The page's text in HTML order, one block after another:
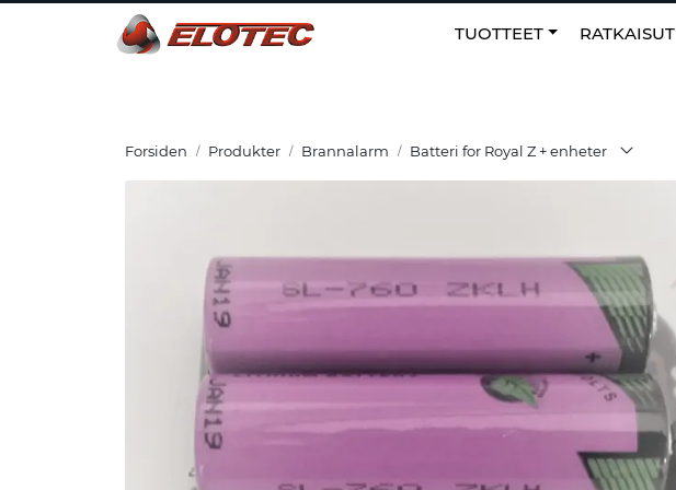
Skip to main content
TUOTTEET RATKAISUT
Forsiden Produkter Brannalarm Batteri for Royal Z + enheter